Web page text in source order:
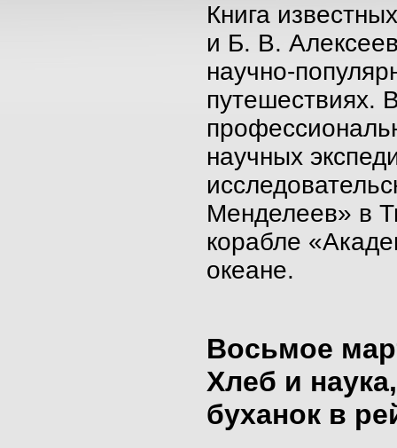
Книга
и Б. В.
научно-
путешествиях.
научных
Менделеев» в
корабле
океане.
Восьмое
Хлеб и
буханок в